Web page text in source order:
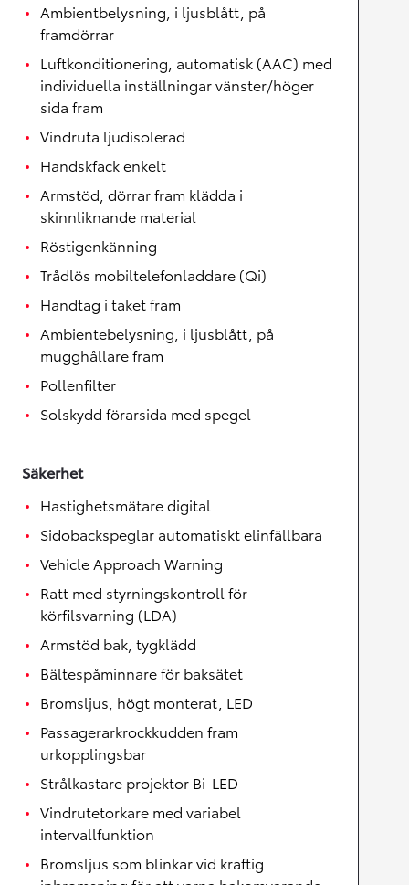
Ambientbelysning, i ljusblått, på
framdörrar
Luftkonditionering, automatisk (AAC) med
individuella inställningar vänster/höger
sida fram
Vindruta ljudisolerad
Handskfack enkelt
Armstöd, dörrar fram klädda i
skinnliknande material
Röstigenkänning
Trådlös mobiltelefonladdare (Qi)
Handtag i taket fram
Ambientebelysning, i ljusblått, på
mugghållare fram
Pollenfilter
Solskydd förarsida med spegel
Säkerhet
Hastighetsmätare digital
Sidobackspeglar automatiskt elinfällbara
Vehicle Approach Warning
Ratt med styrningskontroll för
körfilsvarning (LDA)
Armstöd bak, tygklädd
Bältespåminnare för baksätet
Bromsljus, högt monterat, LED
Passagerarkrockkudden fram
urkopplingsbar
Strålkastare projektor Bi-LED
Vindrutetorkare med variabel
intervallfunktion
Bromsljus som blinkar vid kraftig